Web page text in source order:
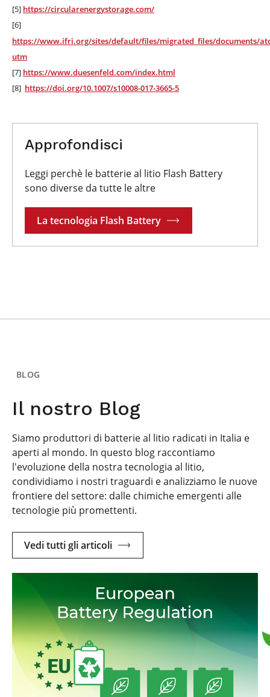
[5] https://circularenergystorage.com/
[6]
https://www.ifri.org/sites/default/files/migrated_files/documents/
utm
[7] https://www.duesenfeld.com/index.html
[8] https://doi.org/10.1007/s10008-017-3665-5
Approfondisci
Leggi perchè le batterie al litio Flash Battery
sono diverse da tutte le altre
La tecnologia Flash Battery
BLOG
Il nostro Blog
Siamo produttori di batterie al litio radicati in Italia e
aperti al mondo. In questo blog raccontiamo
l'evoluzione della nostra tecnologia al litio,
condividiamo i nostri traguardi e analizziamo le nuove
frontiere del settore: dalle chimiche emergenti alle
tecnologie più promettenti.
Vedi tutti gli articoli